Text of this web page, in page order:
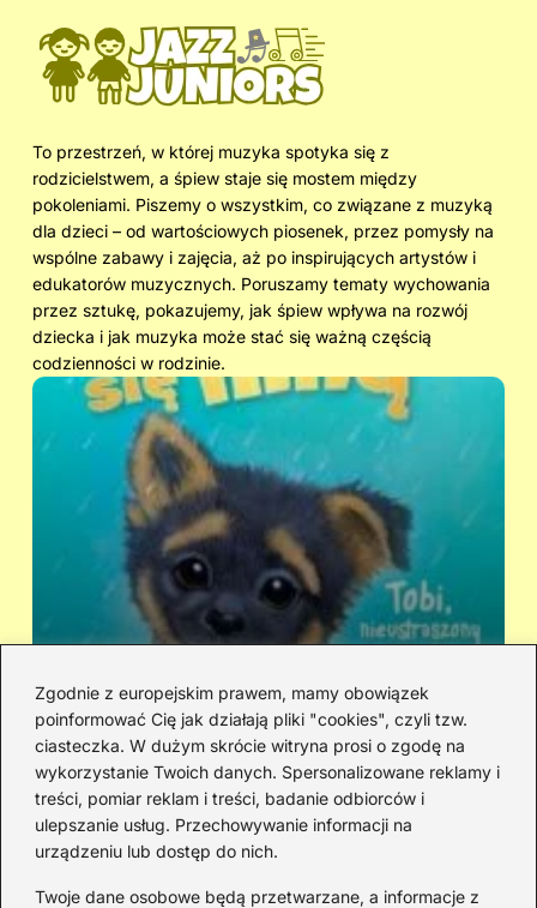
Zgodnie z europejskim prawem, mamy obowiązek
poinformować Cię jak działają pliki "cookies", czyli tzw.
ciasteczka. W dużym skrócie witryna prosi o zgodę na
wykorzystanie Twoich danych. Spersonalizowane reklamy i
treści, pomiar reklam i treści, badanie odbiorców i
ulepszanie usług. Przechowywanie informacji na
urządzeniu lub dostęp do nich.
Twoje dane osobowe będą przetwarzane, a informacje z
To przestrzeń, w której muzyka spotyka się z
rodzicielstwem, a śpiew staje się mostem między
pokoleniami. Piszemy o wszystkim, co związane z muzyką
dla dzieci – od wartościowych piosenek, przez pomysły na
wspólne zabawy i zajęcia, aż po inspirujących artystów i
edukatorów muzycznych. Poruszamy tematy wychowania
przez sztukę, pokazujemy, jak śpiew wpływa na rozwój
dziecka i jak muzyka może stać się ważną częścią
codzienności w rodzinie.
Kto śpiewa „Zaopiekuj się mną”? IRA
czy Rezerwat — prawda o dwóch
wersjach
Redakcja